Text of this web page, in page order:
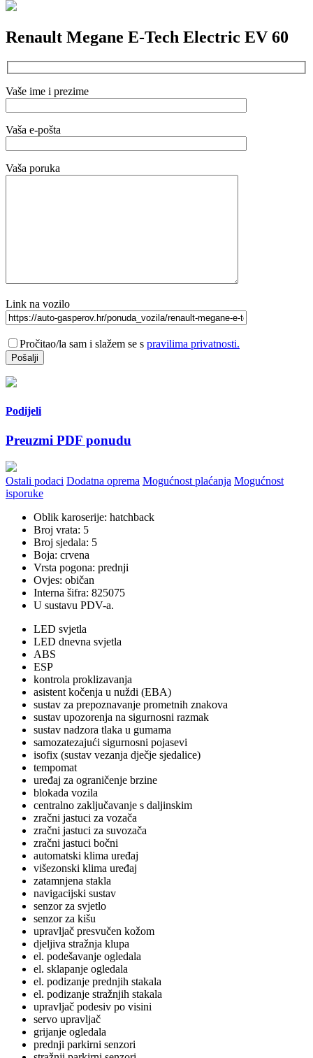
Renault Megane E-Tech Electric EV 60
Vaše ime i prezime
Vaša e-pošta
Vaša poruka
Link na vozilo
Pročitao/la sam i slažem se s pravilima privatnosti.
Podijeli
Preuzmi PDF ponudu
Ostali podaci Dodatna oprema Mogućnost plaćanja Mogućnost
isporuke
Oblik karoserije: hatchback
Broj vrata: 5
Broj sjedala: 5
Boja: crvena
Vrsta pogona: prednji
Ovjes: običan
Interna šifra: 825075
U sustavu PDV-a.
LED svjetla
LED dnevna svjetla
ABS
ESP
kontrola proklizavanja
asistent kočenja u nuždi (EBA)
sustav za prepoznavanje prometnih znakova
sustav upozorenja na sigurnosni razmak
sustav nadzora tlaka u gumama
samozatezajući sigurnosni pojasevi
isofix (sustav vezanja dječje sjedalice)
tempomat
uređaj za ograničenje brzine
blokada vozila
centralno zaključavanje s daljinskim
zračni jastuci za vozača
zračni jastuci za suvozača
zračni jastuci bočni
automatski klima uređaj
višezonski klima uređaj
zatamnjena stakla
navigacijski sustav
senzor za svjetlo
senzor za kišu
upravljač presvučen kožom
djeljiva stražnja klupa
el. podešavanje ogledala
el. sklapanje ogledala
el. podizanje prednjih stakala
el. podizanje stražnjih stakala
upravljač podesiv po visini
servo upravljač
grijanje ogledala
prednji parkirni senzori